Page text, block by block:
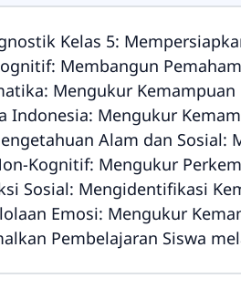
Kelas 5: Mempersiapkan
Membangun
Mengukur
Indonesia: Mengukur
Alam dan Sosial:
Kognitif: Mengukur
Sosial: Mengidentifikasi
Emosi: Mengukur
Pembelajaran Siswa